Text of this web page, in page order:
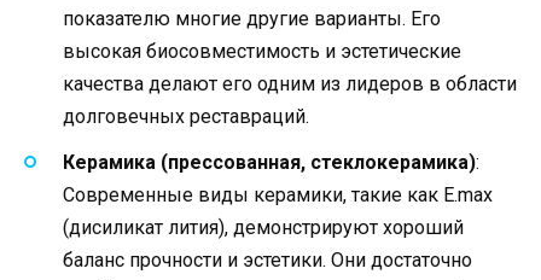
показателю многие другие варианты. Его
высокая биосовместимость и эстетические
качества делают его одним из лидеров в области
долговечных реставраций.
Керамика (прессованная, стеклокерамика):
Современные виды керамики, такие как E.max
(дисиликат лития), демонстрируют хороший
баланс прочности и эстетики. Они достаточно